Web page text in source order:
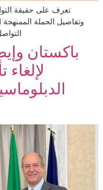
تعرف على حقيقة
وتفاصيل الحملة
باكستان